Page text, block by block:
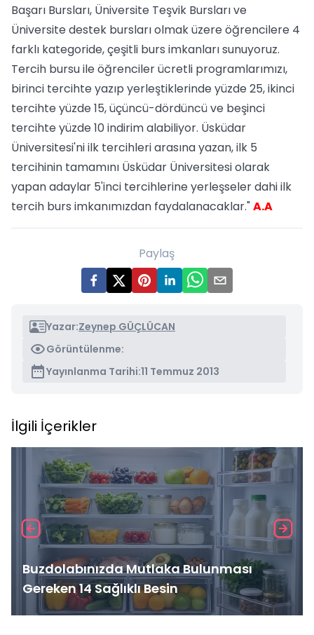
Başarı Bursları, Üniversite Teşvik Bursları ve
Üniversite destek bursları olmak üzere öğrencilere 4
farklı kategoride, çeşitli burs imkanları sunuyoruz.
Tercih bursu ile öğrenciler ücretli programlarımızı,
birinci tercihte yazıp yerleştiklerinde yüzde 25, ikinci
tercihte yüzde 15, üçüncü-dördüncü ve beşinci
tercihte yüzde 10 indirim alabiliyor. Üsküdar
Üniversitesi'ni ilk tercihleri arasına yazan, ilk 5
tercihinin tamamını Üsküdar Üniversitesi olarak
yapan adaylar 5'inci tercihlerine yerleşseler dahi ilk
tercih burs imkanımızdan faydalanacaklar."A.A
Paylaş
Yazar:Zeynep GÜÇLÜCAN
Görüntülenme:
Yayınlanma Tarihi:11 Temmuz 2013
İlgili İçerikler
Buzdolabınızda Mutlaka Bulunması
Gereken 14 Sağlıklı Besin